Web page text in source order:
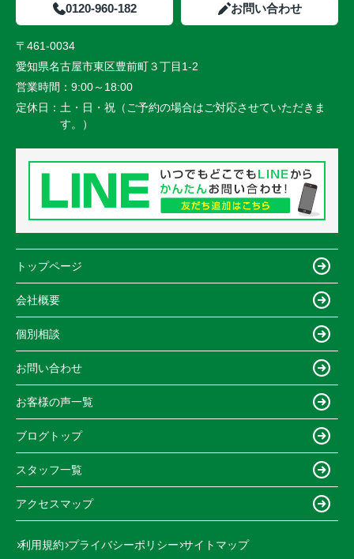
0120-960-182 お問い合わせ
〒461-0034
愛知県名古屋市東区豊前町３丁目1-2
営業時間： 9:00～18:00
定休日： 土・日・祝（ご予約の場合はご対応させていただきま
す。）
トップページ
会社概要
個別相談
お問い合わせ
お客様の声一覧
ブログトップ
スタッフ一覧
アクセスマップ
利用規約 プライバシーポリシー サイトマップ